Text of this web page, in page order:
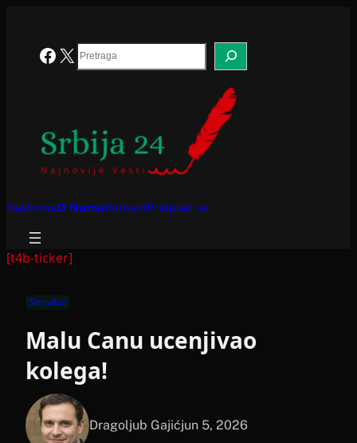
Facebook
X Search
NaslovnaO NamaKontaktPretplati se
[t4b-ticker]
Showbiz
Malu Canu ucenjivao
kolega!
Dragoljub Gajićjun 5, 2026